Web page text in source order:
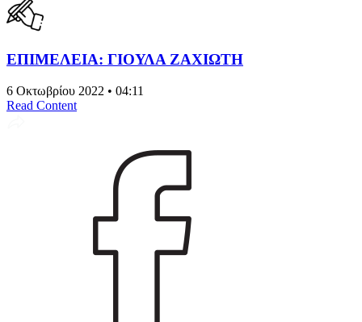
ΕΠΙΜΕΛΕΙΑ: ΓΙΟΥΛΑ ΖΑΧΙΩΤΗ
6 Οκτωβρίου 2022 • 04:11
Read Content